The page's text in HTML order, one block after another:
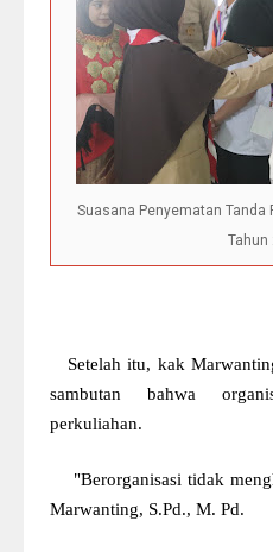
Suasana Penyematan Tanda
Tahun
Setelah itu, kak
sambutan bahwa
perkuliahan.
"Berorganisasi tidak
Marwanting, S.Pd., M. Pd.